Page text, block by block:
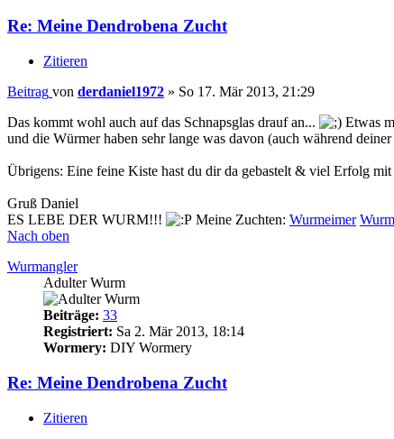
Re: Meine Dendrobena Zucht
Zitieren
Beitrag von derdaniel1972 » So 17. Mär 2013, 21:29
Das kommt wohl auch auf das Schnapsglas drauf an...
Etwas
und die Würmer haben sehr lange was davon (auch während
Übrigens: Eine feine Kiste hast du dir da gebastelt & viel Erfolg
Gruß Daniel
ES LEBE DER WURM!!!
Meine Zuchten: Wurmeimer
Nach oben
Wurmangler
Adulter Wurm
Beiträge: 33
Registriert: Sa 2. Mär 2013, 18:14
Wormery: DIY Wormery
Re: Meine Dendrobena Zucht
Zitieren